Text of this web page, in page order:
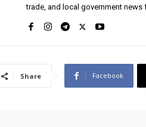
trade, and local government news
Share Facebook